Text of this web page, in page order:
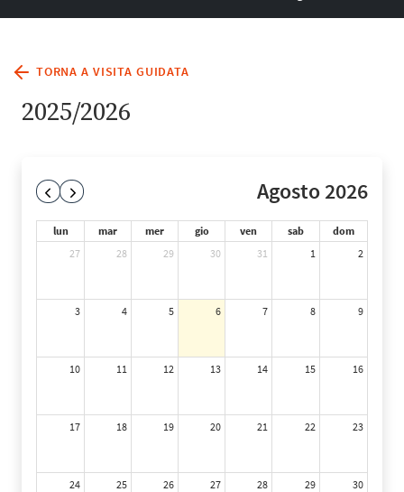
TORNA A VISITA GUIDATA
2025/2026
Agosto 2026
lun mar mer gio ven sab
dom
27
28 29 30 31 1 2
3 4 5 6 7 8 9
10 11 12 13 14 15 16
17 18 19 20 21 22 23
24 25 26 27 28 29 30